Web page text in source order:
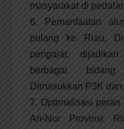
masyarakat di
6. Pemanfaatan
pulang ke Riau.
pengajar,
berbagai
Dimasukkan P3K
7. Optimalisasi
An-Nur Provinsi